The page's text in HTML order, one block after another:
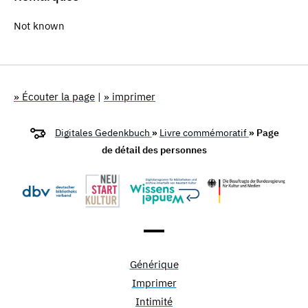
Not known
» Écouter la page | » imprimer
Digitales Gedenkbuch » Livre commémoratif » Page
de détail des personnes
Générique
Imprimer
Intimité